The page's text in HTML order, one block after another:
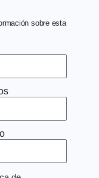
sobre esta